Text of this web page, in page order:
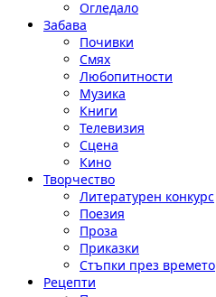
Огледало
Забава
Почивки
Смях
Любопитности
Музика
Книги
Телевизия
Сцена
Кино
Творчество
Литературен конкурс
Поезия
Проза
Приказки
Стъпки през времето
Рецепти